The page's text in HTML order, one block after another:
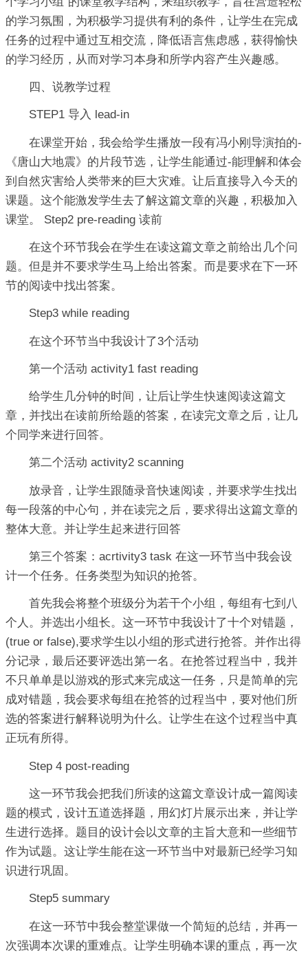
的学习氛围，为积极学习提供有利的条件，让学生在完成
任务的过程中通过互相交流，降低语言焦虑感，获得愉快
的学习经历，从而对学习本身和所学内容产生兴趣感。
四、说教学过程
STEP1 导入 lead-in
在课堂开始，我会给学生播放一段有冯小刚导演拍的-
《唐山大地震》的片段节选，让学生能通过-能理解和体会
到自然灾害给人类带来的巨大灾难。让后直接导入今天的
课题。这个能激发学生去了解这篇文章的兴趣，积极加入
课堂。 Step2 pre-reading 读前
在这个环节我会在学生在读这篇文章之前给出几个问
题。但是并不要求学生马上给出答案。而是要求在下一环
节的阅读中找出答案。
Step3 while reading
在这个环节当中我设计了3个活动
第一个活动 activity1 fast reading
给学生几分钟的时间，让后让学生快速阅读这篇文
章，并找出在读前所给题的答案，在读完文章之后，让几
个同学来进行回答。
第二个活动 activity2 scanning
放录音，让学生跟随录音快速阅读，并要求学生找出
每一段落的中心句，并在读完之后，要求得出这篇文章的
整体大意。并让学生起来进行回答
第三个答案：acrtivity3 task 在这一环节当中我会设
计一个任务。任务类型为知识的抢答。
首先我会将整个班级分为若干个小组，每组有七到八
个人。并选出小组长。这一环节中我设计了十个对错题，
(true or false),要求学生以小组的形式进行抢答。并作出得
分记录，最后还要评选出第一名。在抢答过程当中，我并
不只单单是以游戏的形式来完成这一任务，只是简单的完
成对错题，我会要求每组在抢答的过程当中，要对他们所
选的答案进行解释说明为什么。让学生在这个过程当中真
正玩有所得。
Step 4 post-reading
这一环节我会把我们所读的这篇文章设计成一篇阅读
题的模式，设计五道选择题，用幻灯片展示出来，并让学
生进行选择。题目的设计会以文章的主旨大意和一些细节
作为试题。这让学生能在这一环节当中对最新已经学习知
识进行巩固。
Step5 summary
在这一环节中我会整堂课做一个简短的总结，并再一
次强调本次课的重难点。让学生明确本课的重点，再一次